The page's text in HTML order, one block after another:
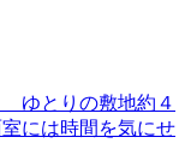
ゆとりの敷地約４
には時間を気にせ